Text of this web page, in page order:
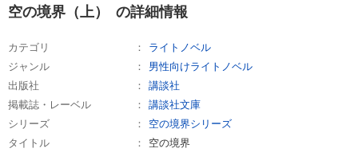
空の境界（上） の詳細情報
カテゴリ
ライトノベル
ジャンル
男性向けライトノベル
出版社
講談社
掲載誌・レーベル
講談社文庫
シリーズ
空の境界シリーズ
タイトル
空の境界